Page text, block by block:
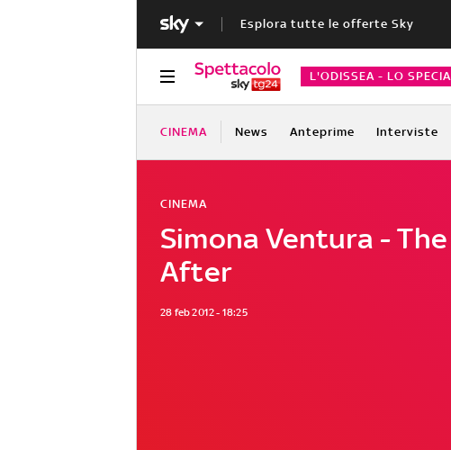
Esplora tutte le offerte Sky
L'ODISSEA - LO
CINEMA News Anteprime Interviste
Simona Ventura -
After
CINEMA
28 feb 2012 - 18:25